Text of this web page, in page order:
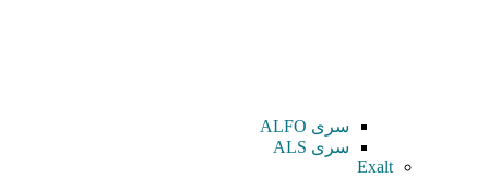
سری ALFO
سری ALS
Exalt